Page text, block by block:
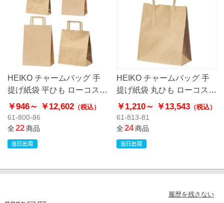
HEIKO チャームバッグ 手
提げ紙袋 平ひも ローコスト
タイプ 茶無地
￥946～ ￥12,602 （税込）
61-800-86
全22商品
HEIKO チャームバッグ 手
提げ紙袋 丸ひも ローコスト
タイプ 茶無地
￥1,210～ ￥13,543（税込）
61-813-81
全24商品
履歴を残さない